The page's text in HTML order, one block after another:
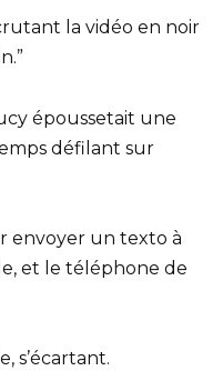
la vidéo en noir
époussetait une
défilant sur
envoyer un texto à
et le téléphone de
s’écartant.